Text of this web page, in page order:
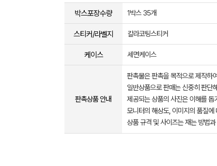
박스포장수량 1박스 35개
스티커/라벨지 칼라코팅스티커
케이스 세면케이스
판촉상품 안내
판촉물은 판촉을 목적으로 제작하
일반상품으로 판매는 신중히 판단
제공되는 상품의 사진은 이해를
모니터의 해상도, 이미지의 품질
상품 규격 및 사이즈는 재는 방법